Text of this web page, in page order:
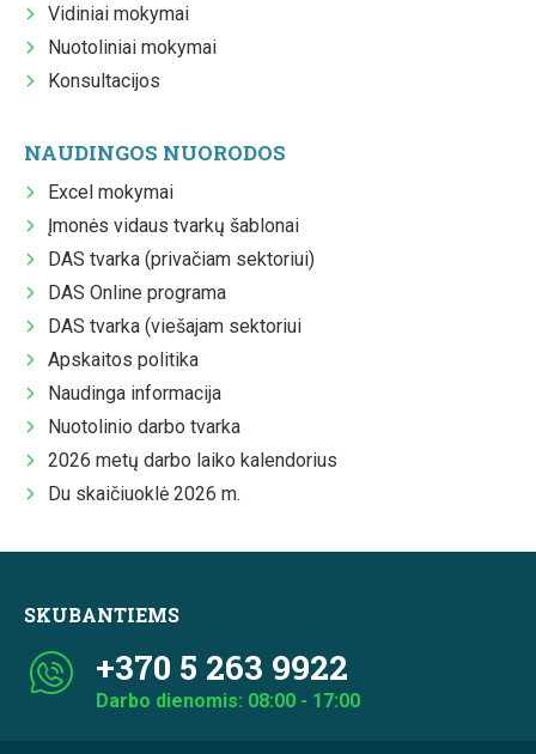
Vidiniai mokymai
Nuotoliniai mokymai
Konsultacijos
NAUDINGOS NUORODOS
Excel mokymai
Įmonės vidaus tvarkų šablonai
DAS tvarka (privačiam sektoriui)
DAS Online programa
DAS tvarka (viešajam sektoriui
Apskaitos politika
Naudinga informacija
Nuotolinio darbo tvarka
2026 metų darbo laiko kalendorius
Du skaičiuoklė 2026 m.
SKUBANTIEMS
+370 5 263 9922
Darbo dienomis: 08:00 - 17:00